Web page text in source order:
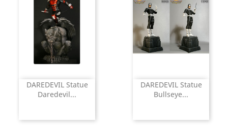
DAREDEVIL Statue
Daredevil...
DAREDEVIL Statue
Bullseye...